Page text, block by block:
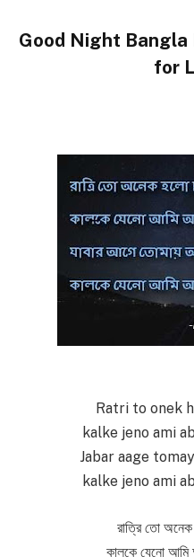
Good Night Bangla
for
Ratri to onek
kalke jeno ami
Jabar aage
kalke jeno ami
রাত্রি তো
কালকে যেনো আমি